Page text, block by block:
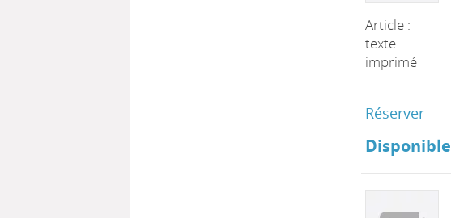
Article :
texte
imprimé
Réserver
Disponible